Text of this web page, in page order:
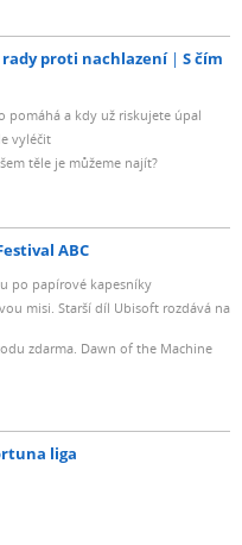
rady proti nachlazení
S čím
pomáhá a kdy už riskujete úpal
vyléčit
těle je můžeme najít?
ABC
po papírové kapesníky
misi. Starší díl Ubisoft rozdává na
zdarma. Dawn of the Machine
liga